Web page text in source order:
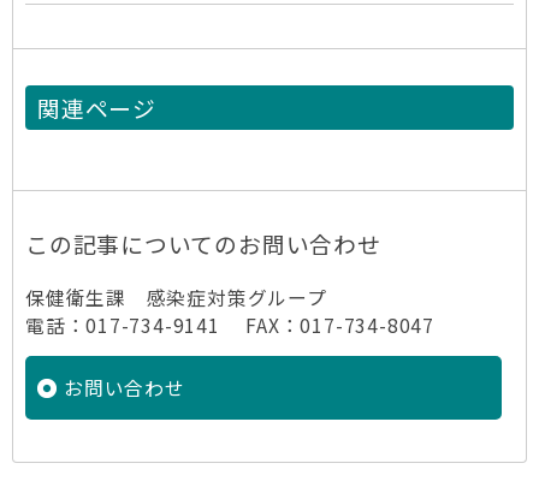
関連ページ
この記事についてのお問い合わせ
保健衛生課 感染症対策グループ
電話：017-734-9141 FAX：017-734-8047
お問い合わせ